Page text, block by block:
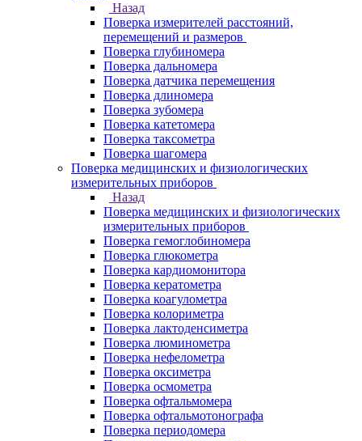
Назад
Поверка измерителей расстояний,
перемещений и размеров
Поверка глубиномера
Поверка дальномера
Поверка датчика перемещения
Поверка длиномера
Поверка зубомера
Поверка катетомера
Поверка таксометра
Поверка шагомера
Поверка медицинских и физиологических
измерительных приборов
Назад
Поверка медицинских и физиологических
измерительных приборов
Поверка гемоглобиномера
Поверка глюкометра
Поверка кардиомонитора
Поверка кератометра
Поверка коагулометра
Поверка колориметра
Поверка лактоденсиметра
Поверка люминометра
Поверка нефелометра
Поверка оксиметра
Поверка осмометра
Поверка офтальмомера
Поверка офтальмотонографа
Поверка периодомера